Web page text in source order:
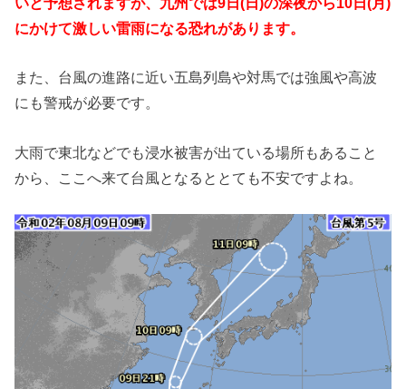
にかけて激しい雷雨になる恐れがあります。
また、台風の進路に近い五島列島や対馬では強風や高波
にも警戒が必要です。
大雨で東北などでも浸水被害が出ている場所もあること
から、ここへ来て台風となるととても不安ですよね。